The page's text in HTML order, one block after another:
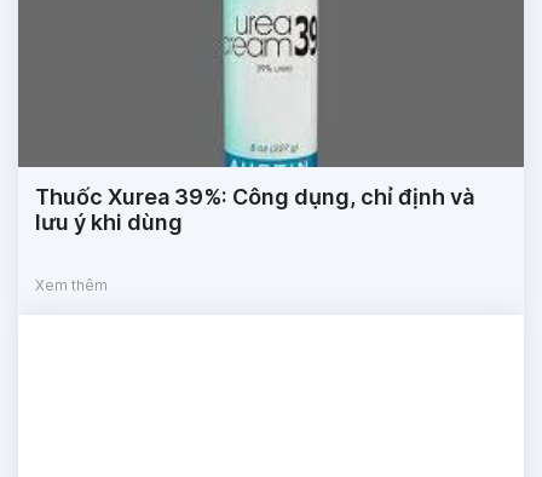
Thuốc Xurea 39%: Công dụng, chỉ định và
lưu ý khi dùng
Xem thêm